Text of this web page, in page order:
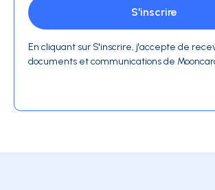
En cliquant sur S'inscrire, j'accepte de
documents et communications de